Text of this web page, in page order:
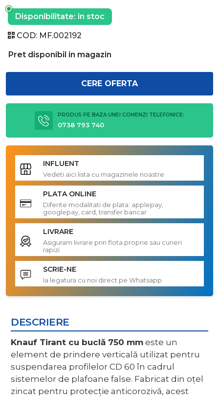
Disponibilitate: in stoc
COD: MF.002192
Pret disponibil in magazin
CERE OFERTA
PRODUS PE BAZA UNEI COMENZI TELEFONICE:
0738 793 740
INFLUENT
Vedeti aici lista cu magazinele noastre
PLATA ONLINE
Diferite modalitati de plata: applepay,
googlepay, card, transfer bancar
LIVRARE
Asiguram livrare prin flota proprie sau curieri
rapizi
SCRIE-NE
Ia legatura cu noi direct pe Whatsapp
DESCRIERE
Knauf Tirant cu buclă 750 mm este un
element de prindere verticală utilizat pentru
suspendarea profilelor CD 60 în cadrul
sistemelor de plafoane false. Fabricat din oțel
zincat pentru protecție anticorozivă, acest